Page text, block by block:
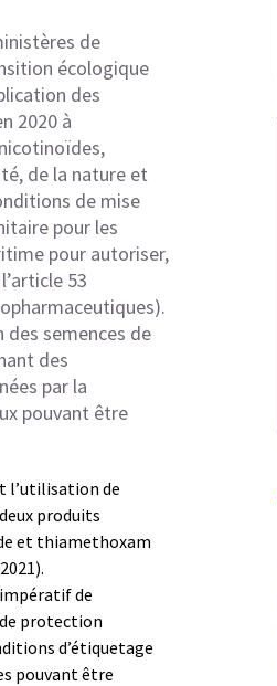
de
écologique
des
2020 à
de la nature et
de mise
pour les
pour autoriser,
53
).
des semences de
des
par la
pouvant être
l’utilisation de
produits
et thiamethoxam
de
de protection
d’étiquetage
pouvant être